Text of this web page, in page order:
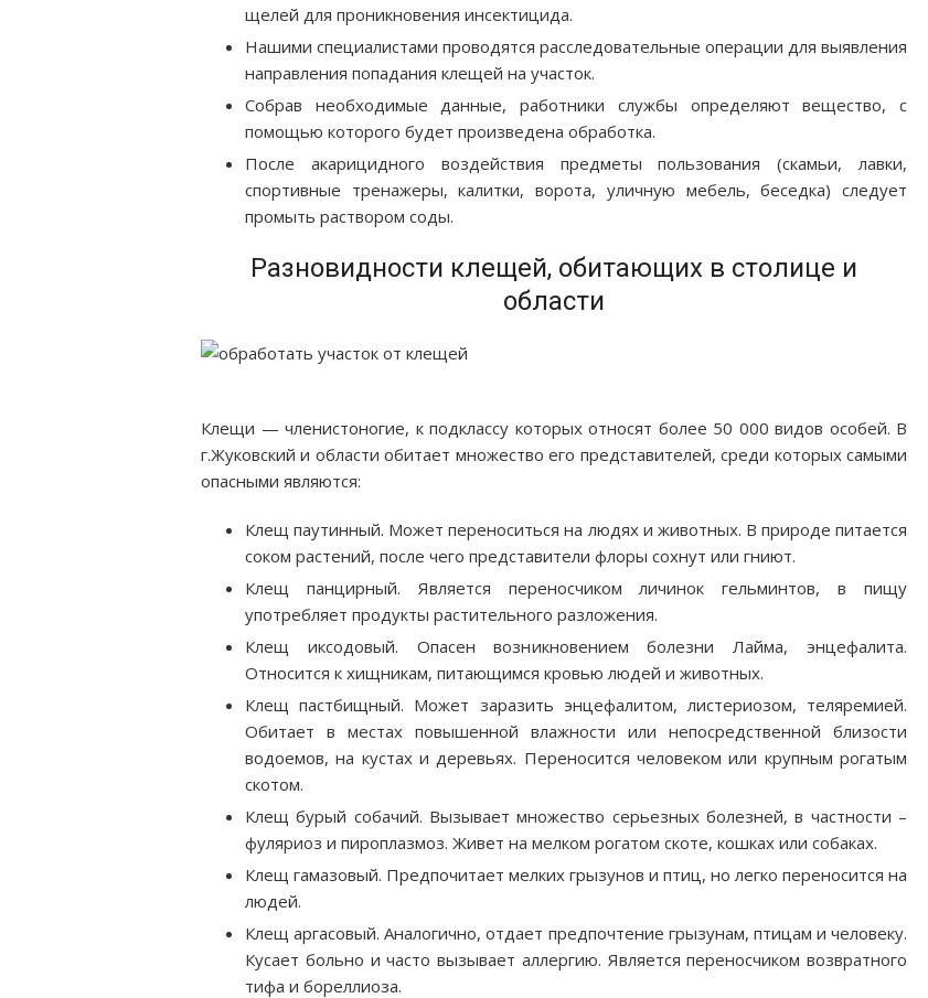
щелей для проникновения инсектицида.
Нашими специалистами проводятся расследовательные операции для выявления
направления попадания клещей на участок.
Собрав необходимые данные, работники службы определяют вещество, с
помощью которого будет произведена обработка.
После акарицидного воздействия предметы пользования (скамьи, лавки,
спортивные тренажеры, калитки, ворота, уличную мебель, беседка) следует
промыть раствором соды.
Разновидности клещей, обитающих в столице и
области
Клещи — членистоногие, к подклассу которых относят более 50 000 видов особей. В
г.Жуковский и области обитает множество его представителей, среди которых самыми
опасными являются:
Клещ паутинный. Может переноситься на людях и животных. В природе питается
соком растений, после чего представители флоры сохнут или гниют.
Клещ панцирный. Является переносчиком личинок гельминтов, в пищу
употребляет продукты растительного разложения.
Клещ иксодовый. Опасен возникновением болезни Лайма, энцефалита.
Относится к хищникам, питающимся кровью людей и животных.
Клещ пастбищный. Может заразить энцефалитом, листериозом, теляремией.
Обитает в местах повышенной влажности или непосредственной близости
водоемов, на кустах и деревьях. Переносится человеком или крупным рогатым
скотом.
Клещ бурый собачий. Вызывает множество серьезных болезней, в частности –
фуляриоз и пироплазмоз. Живет на мелком рогатом скоте, кошках или собаках.
Клещ гамазовый. Предпочитает мелких грызунов и птиц, но легко переносится на
людей.
Клещ аргасовый. Аналогично, отдает предпочтение грызунам, птицам и человеку.
Кусает больно и часто вызывает аллергию. Является переносчиком возвратного
тифа и бореллиоза.